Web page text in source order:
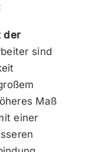
der
sind
Maß
einer